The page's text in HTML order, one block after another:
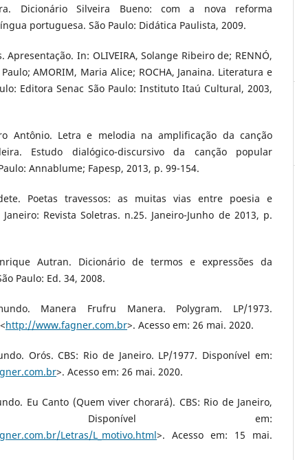
Dicionário Silveira Bueno: com a nova reforma
portuguesa. São Paulo: Didática Paulista, 2009.
Apresentação. In: OLIVEIRA, Solange Ribeiro de; RENNÓ,
Paulo; AMORIM, Maria Alice; ROCHA, Janaina. Literatura e
Editora Senac São Paulo: Instituto Itaú Cultural, 2003,
Antônio. Letra e melodia na amplificação da canção
Estudo dialógico-discursivo da canção popular
Annablume; Fapesp, 2013, p. 99-154.
Poetas travessos: as muitas vias entre poesia e
Revista Soletras. n.25. Janeiro-Junho de 2013, p.
Autran. Dicionário de termos e expressões da
Paulo: Ed. 34, 2008.
Manera Frufru Manera. Polygram. LP/1973.
http://www.fagner.com.br>. Acesso em: 26 mai. 2020.
Orós. CBS: Rio de Janeiro. LP/1977. Disponível em:
>. Acesso em: 26 mai. 2020.
Eu Canto (Quem viver chorará). CBS: Rio de Janeiro,
Disponível em:
Letras/L_motivo.html>. Acesso em: 15 mai.